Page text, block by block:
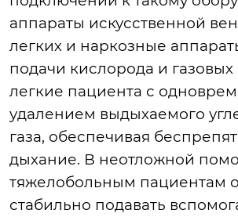
аппараты искусственной
легких и наркозные
подачи кислорода и
легкие пациента с
удалением выдыхаемого
газа, обеспечивая
дыхание. В неотложной
тяжелобольным пациентам
стабильно подавать